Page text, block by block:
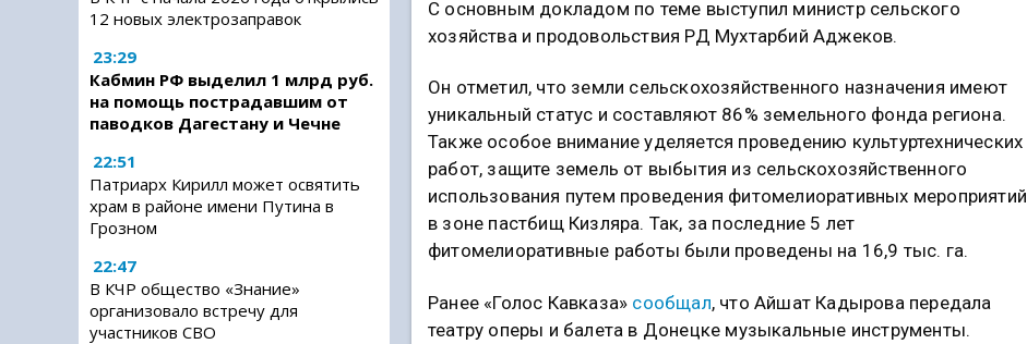
12 новых электрозаправок
23:29
Кабмин РФ выделил 1 млрд руб.
на помощь пострадавшим от
паводков Дагестану и Чечне
22:51
Патриарх Кирилл может освятить
храм в районе имени Путина в
Грозном
22:47
В КЧР общество «Знание»
организовало встречу для
участников СВО
С основным докладом по теме выступил министр сельского
хозяйства и продовольствия РД Мухтарбий Аджеков.
Он отметил, что земли сельскохозяйственного назначения имеют
уникальный статус и составляют 86% земельного фонда региона.
Также особое внимание уделяется проведению культуртехнических
работ, защите земель от выбытия из сельскохозяйственного
использования путем проведения фитомелиоративных мероприятий
в зоне пастбищ Кизляра. Так, за последние 5 лет
фитомелиоративные работы были проведены на 16,9 тыс. га.
Ранее «Голос Кавказа» сообщал, что Айшат Кадырова передала
театру оперы и балета в Донецке музыкальные инструменты.